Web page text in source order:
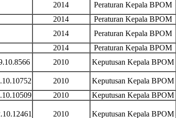
2014 Peraturan Kepala BPOM
2014 Peraturan Kepala BPOM
2014 Peraturan Kepala BPOM
2014 Peraturan Kepala BPOM
2010 Keputusan Kepala BPOM
2010 Keputusan Kepala BPOM
2010 Keputusan Kepala BPOM
2010 Keputusan Kepala BPOM